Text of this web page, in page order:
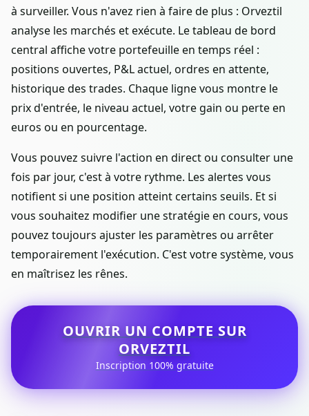
à surveiller. Vous n'avez rien à faire de plus : Orveztil
analyse les marchés et exécute. Le tableau de bord
central affiche votre portefeuille en temps réel :
positions ouvertes, P&L actuel, ordres en attente,
historique des trades. Chaque ligne vous montre le
prix d'entrée, le niveau actuel, votre gain ou perte en
euros ou en pourcentage.
Vous pouvez suivre l'action en direct ou consulter une
fois par jour, c'est à votre rythme. Les alertes vous
notifient si une position atteint certains seuils. Et si
vous souhaitez modifier une stratégie en cours, vous
pouvez toujours ajuster les paramètres ou arrêter
temporairement l'exécution. C'est votre système, vous
en maîtrisez les rênes.
OUVRIR UN COMPTE SUR
ORVEZTIL
Inscription 100% gratuite